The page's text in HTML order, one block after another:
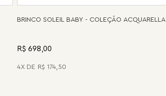
BRINCO SOLEIL BABY - COLEÇÃO ACQUARELLA
R$ 698,00
4 R$ 174,50